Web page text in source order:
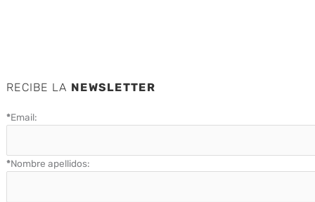
RECIBE LA NEWSLETTER
*Email:
*Nombre apellidos: